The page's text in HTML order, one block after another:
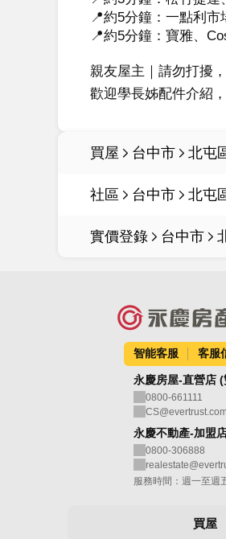
📍約5分鐘：一點利市
📍約5分鐘：寶雅、
親友屋主｜請勿打擾，
歡迎學長姊配件介紹
買屋 台中市 北屯
社區 台中市 北屯
實價登錄 台中市
智能客服 客服
永慶房屋-直營店
0800-661111
永慶不動產-加盟
0800-306888
服務時間：週一至週
買屋